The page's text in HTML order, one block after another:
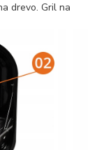
drevo. Gril na